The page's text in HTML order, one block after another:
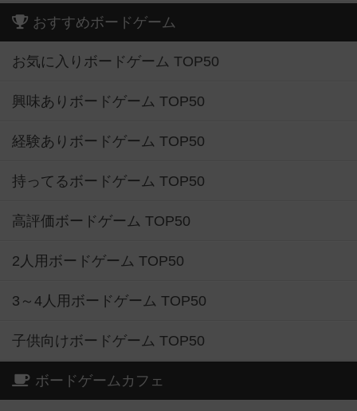
おすすめボードゲーム
お気に入りボードゲーム TOP50
興味ありボードゲーム TOP50
経験ありボードゲーム TOP50
持ってるボードゲーム TOP50
高評価ボードゲーム TOP50
2人用ボードゲーム TOP50
3～4人用ボードゲーム TOP50
子供向けボードゲーム TOP50
ボードゲームカフェ